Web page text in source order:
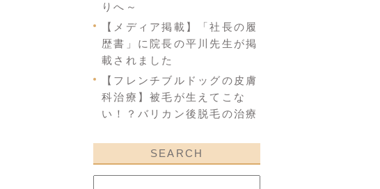
りへ～
【メディア掲載】「社長の履
歴書」に院長の平川先生が掲
載されました
【フレンチブルドッグの皮膚
科治療】被毛が生えてこな
い！？バリカン後脱毛の治療
SEARCH